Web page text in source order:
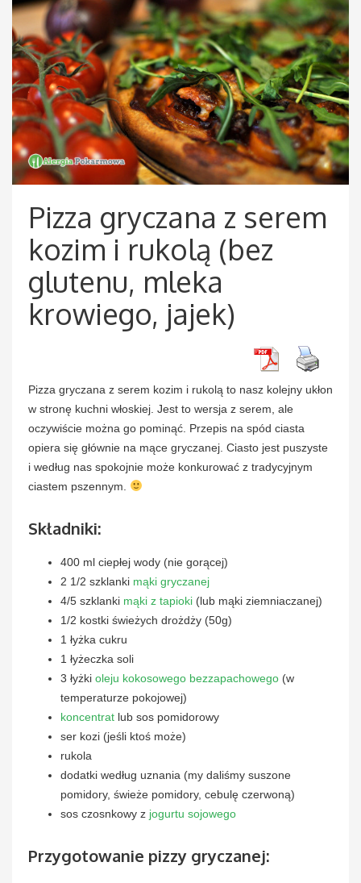
Pizza gryczana z serem
kozim i rukolą (bez
glutenu, mleka
krowiego, jajek)
Pizza gryczana z serem kozim i rukolą to nasz kolejny ukłon
w stronę kuchni włoskiej. Jest to wersja z serem, ale
oczywiście można go pominąć. Przepis na spód ciasta
opiera się głównie na mące gryczanej. Ciasto jest puszyste
i według nas spokojnie może konkurować z tradycyjnym
ciastem pszennym.
Składniki:
400 ml ciepłej wody (nie gorącej)
2 1/2 szklanki mąki gryczanej
4/5 szklanki mąki z tapioki (lub mąki ziemniaczanej)
1/2 kostki świeżych drożdży (50g)
1 łyżka cukru
1 łyżeczka soli
3 łyżki oleju kokosowego bezzapachowego (w
temperaturze pokojowej)
koncentrat lub sos pomidorowy
ser kozi (jeśli ktoś może)
rukola
dodatki według uznania (my daliśmy suszone
pomidory, świeże pomidory, cebulę czerwoną)
sos czosnkowy z jogurtu sojowego
Przygotowanie pizzy gryczanej: